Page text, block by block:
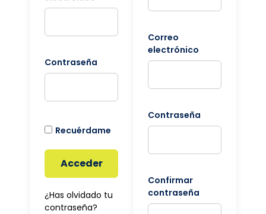
Contraseña
Recuérdame
Acceder
¿Has olvidado tu
contraseña?
Correo
electrónico
Contraseña
Confirmar
contraseña